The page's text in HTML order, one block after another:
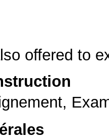
offered to